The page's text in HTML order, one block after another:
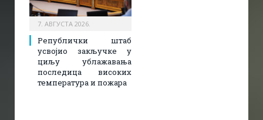
7. АВГУСТА 2026.
Републички штаб
усвојио закључке у
циљу ублажавања
последица високих
температура и пожара​